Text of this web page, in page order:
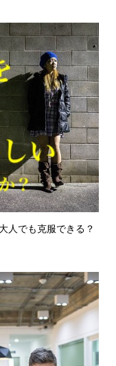
人でも克服できる？